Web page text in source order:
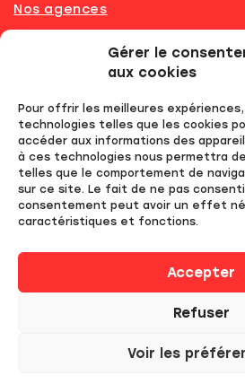
Gérer le
aux cookies
Pour offrir les meilleures
technologies telles que les cookies
accéder aux informations des
à ces technologies nous permettra
telles que le comportement de
sur ce site. Le fait de ne pas
consentement peut avoir un effet
caractéristiques et fonctions.
Accepter
Refuser
Voir les
Nos agences
Recrutement
Résultats du permis
Labélisation
FAQ
Mentions légales
RGPD
Politique de cookies (UE)
©2023 Easy auto-école | Site